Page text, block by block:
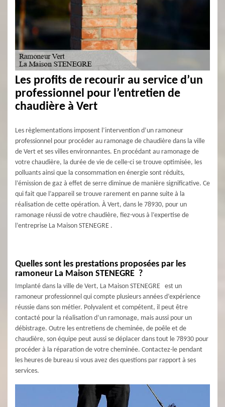
Les profits de recourir au service d’un
professionnel pour l’entretien de
chaudière à Vert
Les règlementations imposent l’intervention d’un ramoneur
professionnel pour procéder au ramonage de chaudière dans la ville
de Vert et ses villes environnantes. En procédant au ramonage de
votre chaudière, la durée de vie de celle-ci se trouve optimisée, les
polluants ainsi que la consommation en énergie sont réduits,
l’émission de gaz à effet de serre diminue de manière significative. Ce
qui fait que l’appareil se trouve rarement en panne suite à la
réalisation de cette opération. À Vert, dans le 78930, pour un
ramonage réussi de votre chaudière, fiez-vous à l’expertise de
l’entreprise La Maison STENEGRE .
Quelles sont les prestations proposées par les
ramoneur La Maison STENEGRE ?
Implanté dans la ville de Vert, La Maison STENEGRE est un
ramoneur professionnel qui compte plusieurs années d’expérience
réussie dans son métier. Polyvalent et compétent, il peut être
contacté pour la réalisation d’un ramonage, mais aussi pour un
débistrage. Outre les entretiens de cheminée, de poêle et de
chaudière, son équipe peut aussi se déplacer dans tout le 78930 pour
procéder à la réparation de votre cheminée. Contactez-le pendant
les heures de bureau si vous avez des questions par rapport à ses
services.